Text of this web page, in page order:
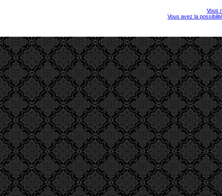
Vous
Vous avez la